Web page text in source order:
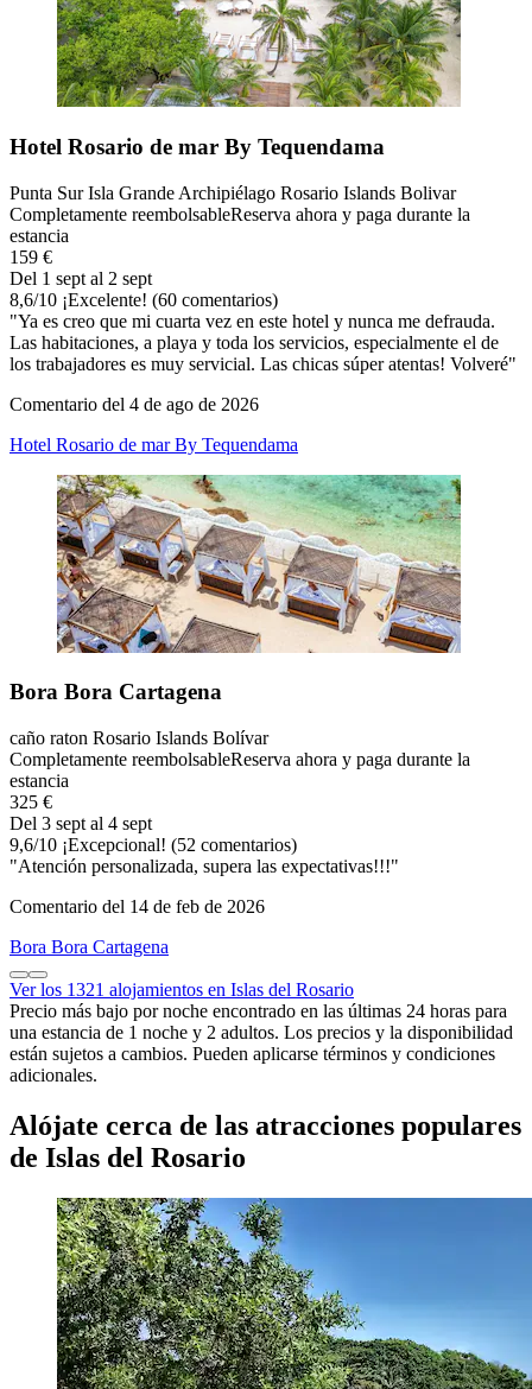
Hotel Rosario de mar By Tequendama
Punta Sur Isla Grande Archipiélago Rosario Islands Bolivar
Completamente reembolsableReserva ahora y paga durante la
estancia
159 €
Del 1 sept al 2 sept
8,6/10 ¡Excelente! (60 comentarios)
"Ya es creo que mi cuarta vez en este hotel y nunca me defrauda.
Las habitaciones, a playa y toda los servicios, especialmente el de
los trabajadores es muy servicial. Las chicas súper atentas! Volveré"
Comentario del 4 de ago de 2026
Hotel Rosario de mar By Tequendama
Bora Bora Cartagena
caño raton Rosario Islands Bolívar
Completamente reembolsableReserva ahora y paga durante la
estancia
325 €
Del 3 sept al 4 sept
9,6/10 ¡Excepcional! (52 comentarios)
"Atención personalizada, supera las expectativas!!!"
Comentario del 14 de feb de 2026
Bora Bora Cartagena
Ver los 1321 alojamientos en Islas del Rosario
Precio más bajo por noche encontrado en las últimas 24 horas para
una estancia de 1 noche y 2 adultos. Los precios y la disponibilidad
están sujetos a cambios. Pueden aplicarse términos y condiciones
adicionales.
Alójate cerca de las atracciones populares
de Islas del Rosario